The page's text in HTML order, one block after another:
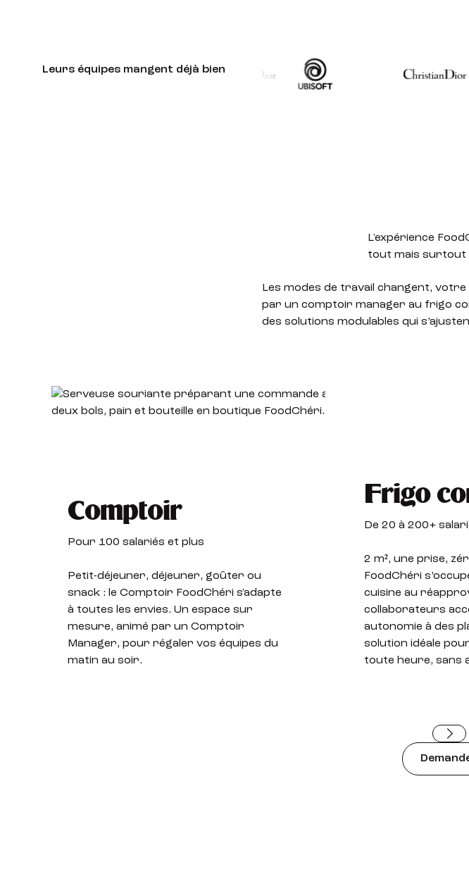
Leurs équipes mangent déjà bien
L'expérience
tout mais surtout
Les modes de travail changent,
par un comptoir manager au frigo
des solutions modulables qui
Comptoir
Pour 100 salariés et plus
Petit-déjeuner, déjeuner, goûter ou
snack : le Comptoir FoodChéri s'adapte
à toutes les envies. Un espace sur
mesure, animé par un Comptoir
Manager, pour régaler vos équipes du
matin au soir.
Frigo
De 20 à 200+
2 m², une prise,
FoodChéri
cuisine au
collaborateurs
autonomie à des
solution idéale
toute heure, sans